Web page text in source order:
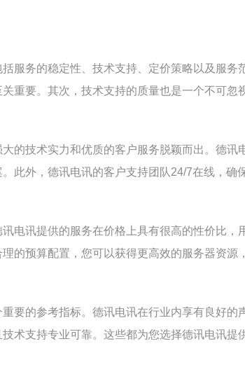
服务的稳定性、技术支持、定价策略以及服
重要。其次，技术支持的质量也是一个不可忽
的技术实力和优质的客户服务脱颖而出。德讯
此外，德讯电讯的客户支持团队24/7在线，确
电讯提供的服务在价格上具有很高的性价比
的预算配置，您可以获得更高效的服务器资源
要的参考指标。德讯电讯在行业内享有良好
术支持专业可靠。这些都为您选择德讯电讯提